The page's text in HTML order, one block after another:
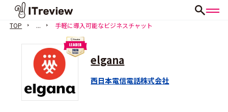
TOP ... 手軽に導入可能なビジネスチャット
elgana
西日本電信電話株式会社